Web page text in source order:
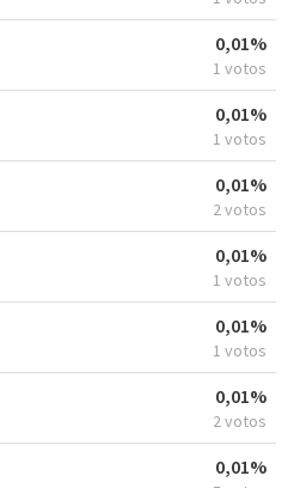
0,01%
1 votos
0,01%
1 votos
0,01%
2 votos
0,01%
1 votos
0,01%
1 votos
0,01%
2 votos
0,01%